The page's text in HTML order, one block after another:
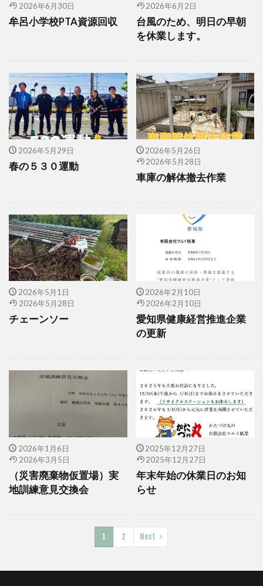
2026年6月30日
牟呂小学校PTA資源回収
2026年6月2日
台風のため、明日の早朝
を休業します。
2026年5月29日
春の５３０運動
2026年5月26日
2026年5月28日
車庫の解体撤去作業
2026年5月1日
2026年5月28日
チェーンソー
2026年2月10日
2026年2月10日
愛知県健康経営推進企業
の更新
2026年1月6日
2026年3月5日
（災害廃棄物仮置場）実
地訓練意見交換会
2025年12月27日
2025年12月27日
年末年始の休業日のお知
らせ
1 2 Next